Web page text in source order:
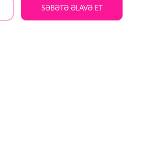
SƏBƏTƏ ƏLAVƏ ET